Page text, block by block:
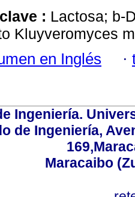
: Lactosa; b-
Kluyveromyces
en Inglés ·
Ingeniería.
de Ingeniería,
Maracaibo